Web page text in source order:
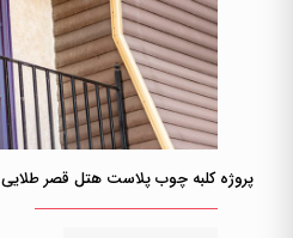
پروژه کلبه چوب پلاست هتل قصر طلایی